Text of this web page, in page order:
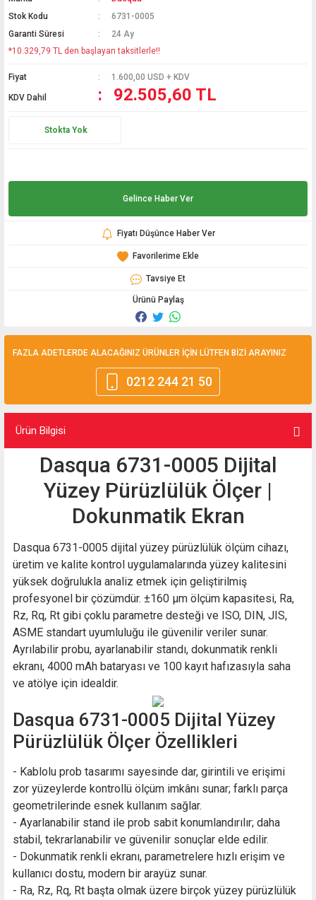
Stok Kodu
6731-0005
Garanti Süresi
24 Ay
*10.329,79 TL den başlayan taksitlerle!!
Fiyat 1.600,00 USD + KDV
KDV Dahil 92.505,60 TL
Stokta Yok
Gelince Haber Ver
Fiyatı Düşünce Haber Ver
Tavsiye Et
Ürünü Paylaş
FAZLA ADETLERDE ALACAĞINIZ ÜRÜNLER İÇİN LÜTFEN BİZİ ARAYINIZ
0212 244 21 50
Ürün Bilgisi
Dasqua 6731-0005 Dijital
Yüzey Pürüzlülük Ölçer |
Dokunmatik Ekran
Dasqua 6731-0005 dijital yüzey pürüzlülük ölçüm cihazı,
üretim ve kalite kontrol uygulamalarında yüzey kalitesini
yüksek doğrulukla analiz etmek için geliştirilmiş
profesyonel bir çözümdür. ±160 µm ölçüm kapasitesi, Ra,
Rz, Rq, Rt gibi çoklu parametre desteği ve ISO, DIN, JIS,
ASME standart uyumluluğu ile güvenilir veriler sunar.
Ayrılabilir probu, ayarlanabilir standı, dokunmatik renkli
ekranı, 4000 mAh bataryası ve 100 kayıt hafızasıyla saha
ve atölye için idealdir.
Dasqua 6731-0005 Dijital Yüzey
Pürüzlülük Ölçer Özellikleri
- Kablolu prob tasarımı sayesinde dar, girintili ve erişimi
zor yüzeylerde kontrollü ölçüm imkânı sunar; farklı parça
geometrilerinde esnek kullanım sağlar.
- Ayarlanabilir stand ile prob sabit konumlandırılır; daha
stabil, tekrarlanabilir ve güvenilir sonuçlar elde edilir.
- Dokunmatik renkli ekranı, parametrelere hızlı erişim ve
kullanıcı dostu, modern bir arayüz sunar.
- Ra, Rz, Rq, Rt başta olmak üzere birçok yüzey pürüzlülük